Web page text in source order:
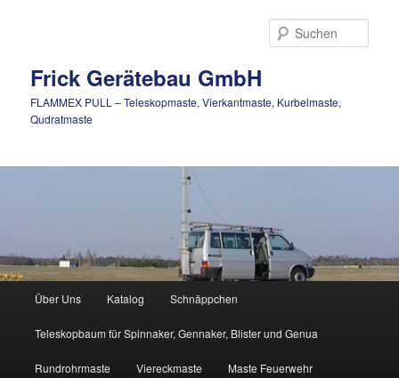
Frick Gerätebau GmbH
FLAMMEX PULL – Teleskopmaste, Vierkantmaste, Kurbelmaste,
Qudratmaste
HauptmenüÜber Uns Katalog Schnäppchen
Teleskopbaum für Spinnaker, Gennaker, Blister und Genua
Rundrohrmaste Viereckmaste Maste Feuerwehr